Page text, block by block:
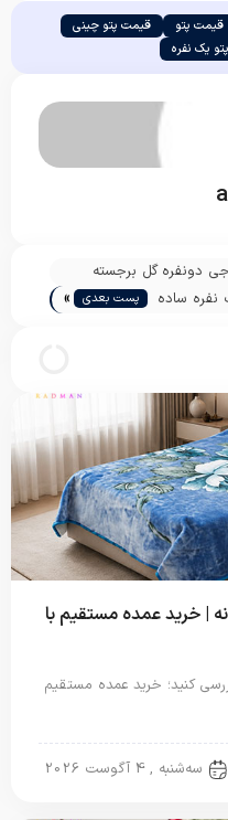
قیمت پتو
قیمت پتو چینی
یک نفره
دونفره گل برجسته
ساده
پست بعدی »
| خرید عمده مستقیم با
کنید؛ خرید عمده مستقیم
سه‌شنبه , 4 آگوست 2026